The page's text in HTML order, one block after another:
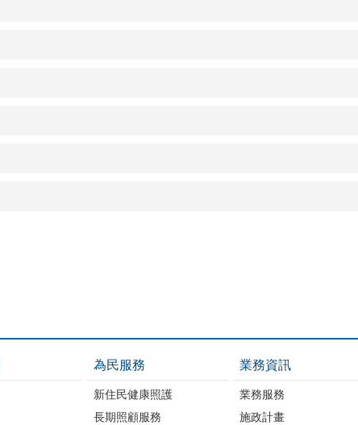
為民服務
新住民健康照護
長期照顧服務
業務資訊
業務服務
施政計畫